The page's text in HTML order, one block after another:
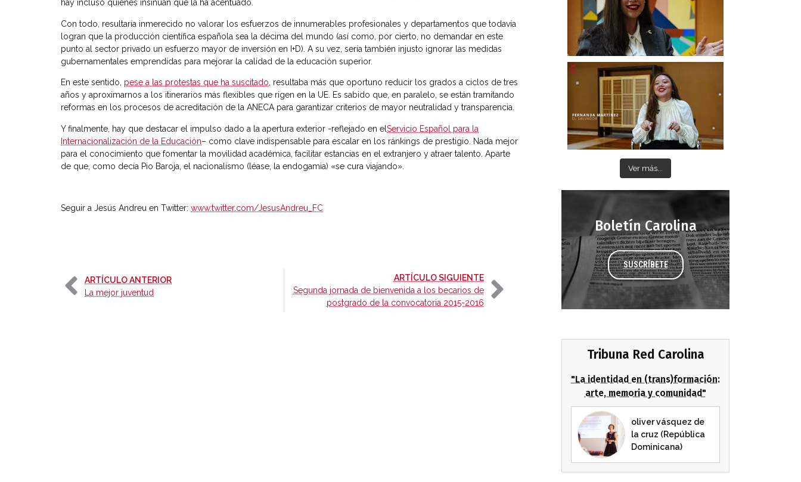
hay incluso quienes insinúan que la ha acentuado.
Con todo, resultaría inmerecido no valorar los esfuerzos de innumerables profesionales y departamentos que todavía
logran que la producción científica española sea la décima del mundo (así como, por cierto, no demandar en este
punto al sector privado un esfuerzo mayor de inversión en I+D). A su vez, sería también injusto ignorar las medidas
gubernamentales emprendidas para mejorar la calidad de la educación superior.
En este sentido, pese a las protestas que ha suscitado , resultaba más que oportuno reducir los grados a ciclos de tres
años y aproximarnos a los itinerarios más flexibles que rigen en la UE. Es sabido que, en paralelo, se están tramitando
reformas en los procesos de acreditación de la ANECA para garantizar criterios de mayor neutralidad y transparencia.
Y finalmente, hay que destacar el impulso dado a la apertura exterior -reflejado en elServicio Español para la
Internacionalización de la Educación– como clave indispensable para escalar en los ránkings de prestigio. Nada mejor
para el conocimiento que fomentar la movilidad académica, facilitar estancias en el extranjero y atraer talento. Aparte
de que, como decía Pio Baroja, el nacionalismo (léase, la endogamia) «se cura viajando».
Seguir a Jesús Andreu en Twitter: www.twitter.com/JesusAndreu_FC
ARTÍCULO ANTERIOR-
La mejor juventud
ARTÍCULO SIGUIENTE-
Segunda jornada de bienvenida a los becarios de
postgrado de la convocatoria 2015-2016
Ver más...
Boletín Carolina
SUSCRÍBETE
Tribuna Red Carolina
"La identidad en (trans)formación:
arte, memoria y comunidad"
oliver vásquez de
la cruz (República
Dominicana)